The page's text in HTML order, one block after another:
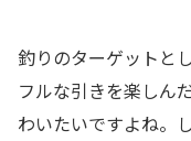
釣りのターゲットと
フルな引きを楽しん
わいたいですよね。